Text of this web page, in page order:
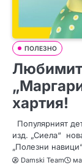
ПОЛЕЗНО
хартия!
Популярният
изд. „Сиела“
„Полезни
Damski Team